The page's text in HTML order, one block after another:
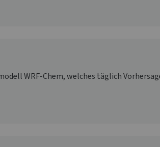
WRF-Chem, welches täglich